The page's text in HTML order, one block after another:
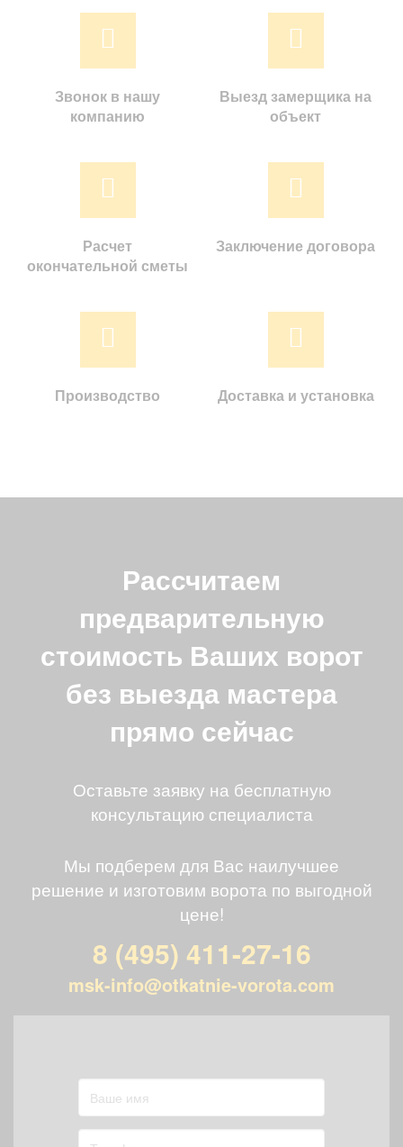
Звонок в нашу
компанию
Выезд замерщика на
объект
Расчет
окончательной сметы
Заключение договора
Производство Доставка и установка
Рассчитаем
предварительную
стоимость Ваших ворот
без выезда мастера
прямо сейчас
Оставьте заявку на бесплатную
консультацию специалиста
Мы подберем для Вас наилучшее
решение и изготовим ворота по выгодной
цене!
8 (495) 411-27-16
msk-info@otkatnie-vorota.com